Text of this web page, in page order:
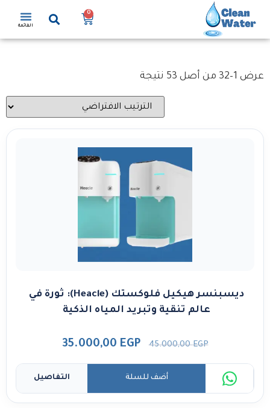
0
القائمة
عرض 1–32 من أصل 53 نتيجة
ديسبنسر هيكيل فلوكستك (Heacle): ثورة في
عالم تنقية وتبريد المياه الذكية
45.000,00EGP
35.000,00 EGP
التفاصيل أضف للسلة